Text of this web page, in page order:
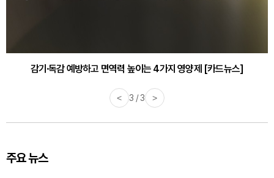
감기·독감 예방하고 면역력 높이는 4가지 영양제 [카드뉴스]
< 3 / 3 >
주요 뉴스